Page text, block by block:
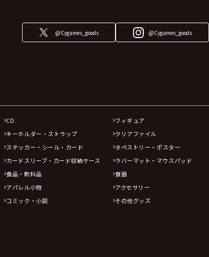
@Cygames_goods @Cygames_goods
CD
フィギュア
キーホルダー・ストラップ
クリアファイル
ステッカー・シール・カード
タペストリー・ポスター
カードスリーブ・カード収納ケース
ラバーマット・マウスパッド
食品・飲料品
食器
アパレル小物
アクセサリー
コミック・小説
その他グッズ